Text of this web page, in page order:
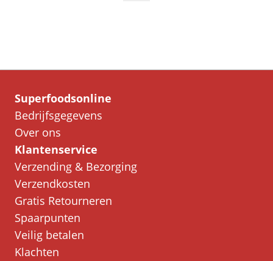
Superfoodsonline
Bedrijfsgegevens
Over ons
Klantenservice
Verzending & Bezorging
Verzendkosten
Gratis Retourneren
Spaarpunten
Veilig betalen
Klachten